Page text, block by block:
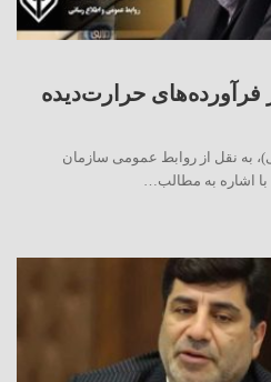
حرارت‌دیده
به نقل از روابط عمومی سازمان
اشاره به مطالب…